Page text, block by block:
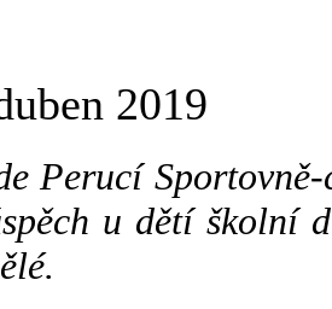
2019
Perucí
u dětí školní